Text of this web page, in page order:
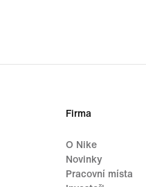
Firma
O Nike
Novinky
Pracovní místa